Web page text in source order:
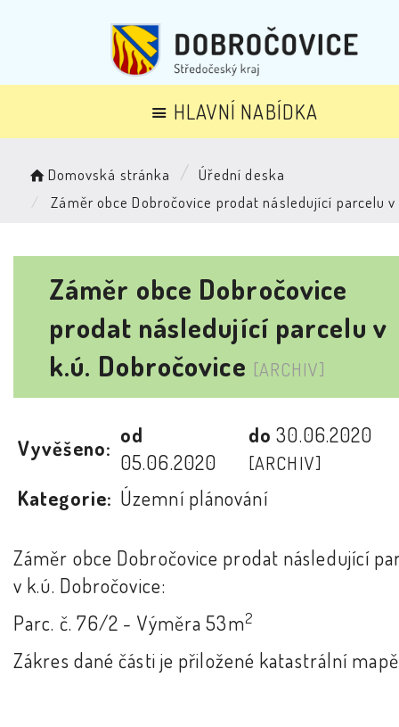
HLAVNÍ NABÍDKA
Domovská stránka
Úřední deska
Záměr obce Dobročovice prodat následující parcelu
Záměr obce Dobročovice
prodat následující parcelu v
k.ú. Dobročovice [ARCHIV]
Vyvěšeno:
od
05.06.2020
do30.06.2020
[ARCHIV]
Kategorie: Územní plánování
Záměr obce Dobročovice prodat následující
v k.ú. Dobročovice:
Parc. č. 76/2 - Výměra 53m2
Zákres dané části je přiložené katastrální